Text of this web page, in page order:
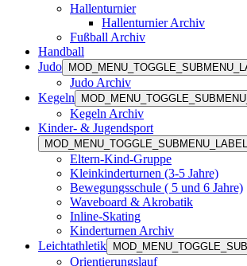
Hallenturnier
Hallenturnier Archiv
Fußball Archiv
Handball
Judo
Judo Archiv
Kegeln
Kegeln Archiv
Kinder- & Jugendsport
MOD_MENU_TOGGLE_SUBMENU_LABEL
Eltern-Kind-Gruppe
Kleinkinderturnen (3-5 Jahre)
Bewegungsschule ( 5 und 6 Jahre)
Waveboard & Akrobatik
Inline-Skating
Kinderturnen Archiv
Leichtathletik
Orientierungslauf